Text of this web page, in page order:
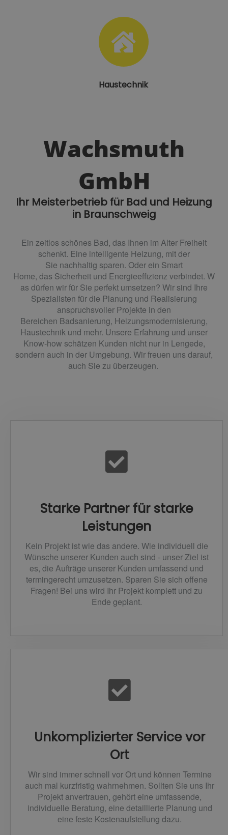
Haustechnik
Wachsmuth
GmbH
Ihr Meisterbetrieb für Bad und Heizung
in Braunschweig
Ein zeitlos schönes Bad, das Ihnen im Alter Freiheit
schenkt. Eine intelligente Heizung, mit der
Sie nachhaltig sparen. Oder ein Smart
Home, das Sicherheit und Energieeffizienz verbindet. W
as dürfen wir für Sie perfekt umsetzen? Wir sind Ihre
Spezialisten für die Planung und Realisierung
anspruchsvoller Projekte in den
Bereichen Badsanierung, Heizungsmodernisierung,
Haustechnik und mehr. Unsere Erfahrung und unser
Know-how schätzen Kunden nicht nur in Lengede,
sondern auch in der Umgebung. Wir freuen uns darauf,
auch Sie zu überzeugen.
Starke Partner für starke
Leistungen
Kein Projekt ist wie das andere. Wie individuell die
Wünsche unserer Kunden auch sind - unser Ziel ist
es, die Aufträge unserer Kunden umfassend und
termingerecht umzusetzen. Sparen Sie sich offene
Fragen! Bei uns wird Ihr Projekt komplett und zu
Ende geplant.
Unkomplizierter Service vor
Ort
Wir sind immer schnell vor Ort und können Termine
auch mal kurzfristig wahrnehmen. Sollten Sie uns Ihr
Projekt anvertrauen, gehört eine umfassende,
individuelle Beratung, eine detaillierte Planung und
eine feste Kostenaufstellung dazu.